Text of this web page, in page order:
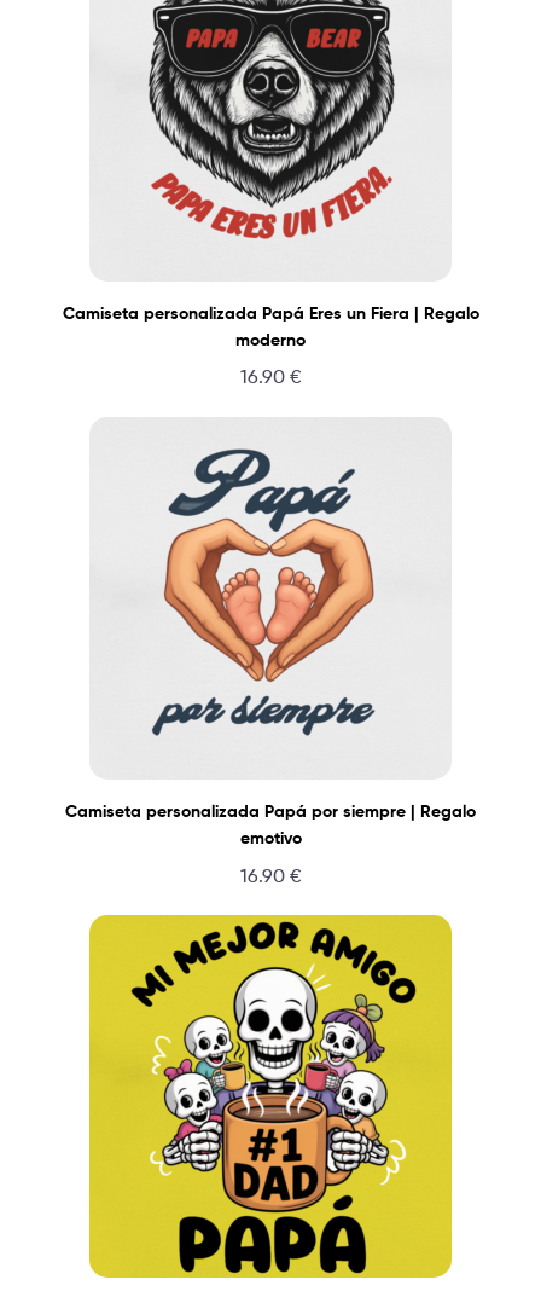
Camiseta personalizada Papá Eres un Fiera | Regalo
moderno
16.90 €
Camiseta personalizada Papá por siempre | Regalo
emotivo
16.90 €